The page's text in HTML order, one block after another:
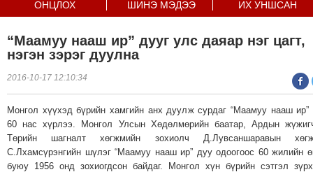
ЭРҮҮЛ
СПОРТ
ENTERTAINMENT
ДЭЛХИЙН
МЭДЭЭ
ОНЦЛОХ ШИНЭ МЭДЭЭ ИХ УНШСАН
“Маамуу нааш ир” дууг улс даяар нэг цагт,
нэгэн зэрэг дуулна
2016-10-17 12:10:34
Монгол хүүхэд бүрийн хамгийн анх дуулж сурдаг “Маамуу нааш ир”
60 нас хүрлээ. Монгол Улсын Хөдөлмөрийн баатар, Ардын
Төрийн шагналт хөгжмийн зохиолч Д.Лувсаншаравын
С.Лхамсүрэнгийн шүлэг “Маамуу нааш ир” дуу одоогоос 60 жилийн
буюу 1956 онд зохиогдсон байдаг. Монгол хүн бүрийн сэтгэл